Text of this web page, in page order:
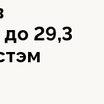
29,3